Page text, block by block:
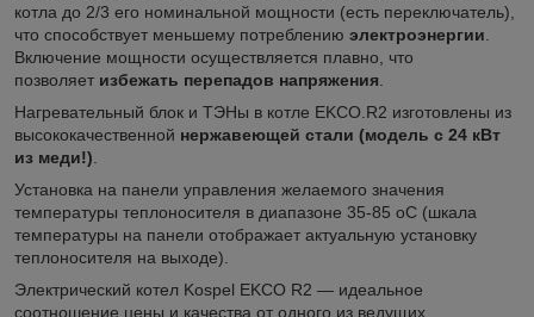
котла до 2/3 его номинальной мощности (есть переключатель),
что способствует меньшему потреблению электроэнергии
Включение мощности осуществляется плавно, что
позволяет избежать перепадов напряжения
Нагревательный блок и ТЭНы в котле EKCO.R2 изготовлены из
высококачественной нержавеющей стали (модель с 24 кВт
из меди!)
Установка на панели управления желаемого значения
температуры теплоносителя в диапазоне 35-85 oC (шкала
температуры на панели отображает актуальную установку
теплоносителя на выходе).
Электрический котел Kospel EKCO R2 — идеальное
соотношение цены и качества от одного из ведущих